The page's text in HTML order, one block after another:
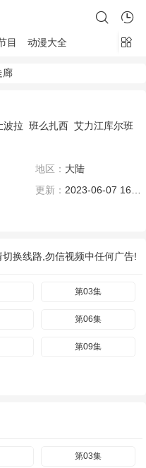
目 动漫大全
廊
波拉 班么扎西 艾力江库尔班
地区： 大陆
更新： 2023-06-07 16:55
换线路,勿信视频中任何广告!
第03集
第06集
第09集
第03集